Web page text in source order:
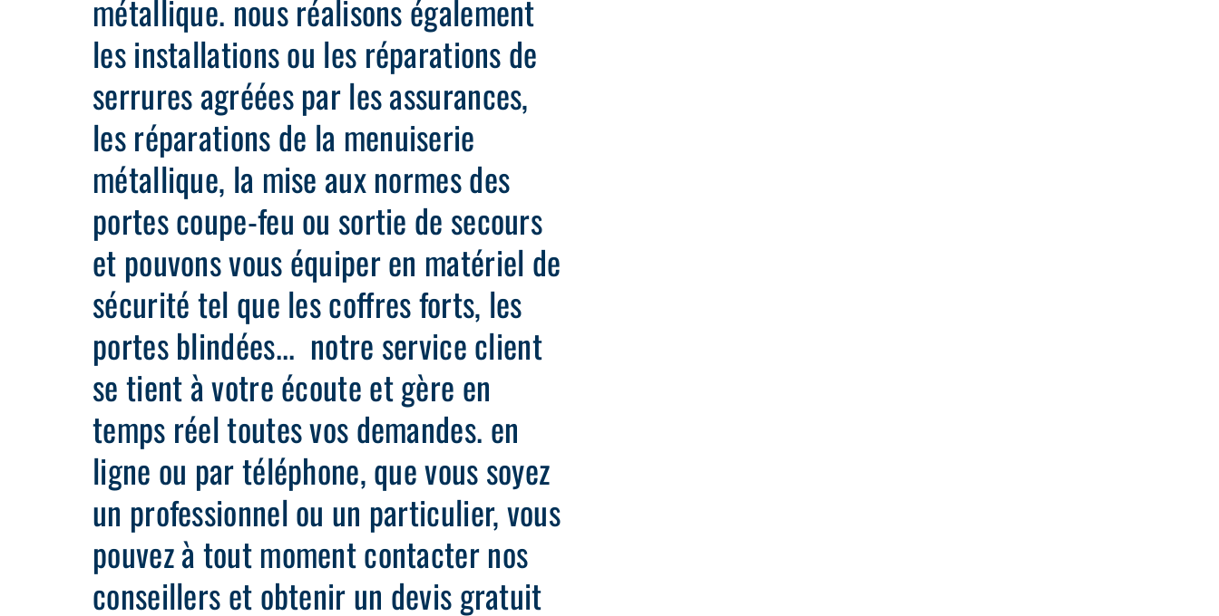
métallique. nous réalisons également
les installations ou les réparations de
serrures agréées par les assurances,
les réparations de la menuiserie
métallique, la mise aux normes des
portes coupe-feu ou sortie de secours
et pouvons vous équiper en matériel de
sécurité tel que les coffres forts, les
portes blindées... notre service client
se tient à votre écoute et gère en
temps réel toutes vos demandes. en
ligne ou par téléphone, que vous soyez
un professionnel ou un particulier, vous
pouvez à tout moment contacter nos
conseillers et obtenir un devis gratuit